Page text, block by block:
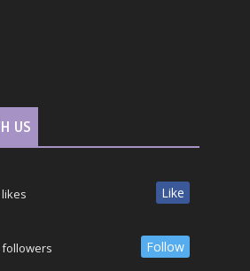
US
likes Like
followers Follow